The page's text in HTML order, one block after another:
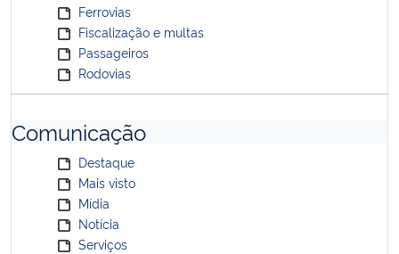
Ferrovias
Fiscalização e multas
Passageiros
Rodovias
Comunicação
Destaque
Mais visto
Mídia
Notícia
Serviços